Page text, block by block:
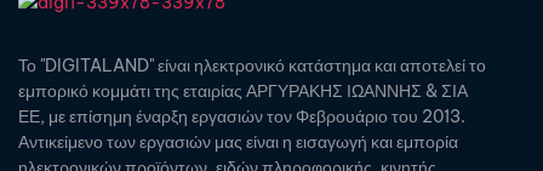
Το "DIGITALAND" είναι ηλεκτρονικό κατάστημα και αποτελεί το
εμπορικό κομμάτι της εταιρίας ΑΡΓΥΡΑΚΗΣ ΙΩΑΝΝΗΣ & ΣΙΑ
ΕΕ, με επίσημη έναρξη εργασιών τον Φεβρουάριο του 2013.
Αντικείμενο των εργασιών μας είναι η εισαγωγή και εμπορία